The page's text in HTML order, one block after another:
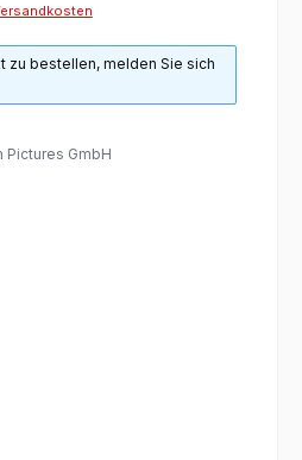
zu bestellen, melden Sie sich
Pictures GmbH